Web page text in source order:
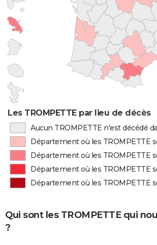
Les TROMPETTE par lieu de décès
Aucun TROMPETTE n'est décédé
Département où les TROMPETTE
Département où les TROMPETTE
Département où les TROMPETTE
Département où les TROMPETTE
Qui sont les TROMPETTE qui
?